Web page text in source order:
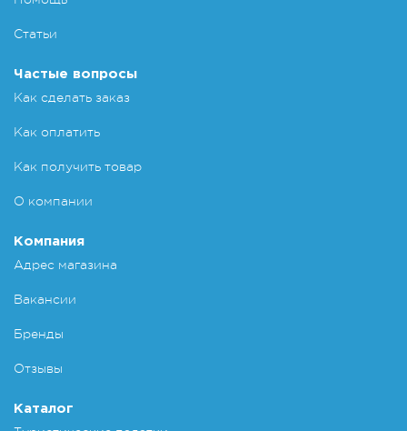
Статьи
Частые вопросы
Как сделать заказ
Как оплатить
Как получить товар
О компании
Компания
Адрес магазина
Вакансии
Бренды
Отзывы
Каталог